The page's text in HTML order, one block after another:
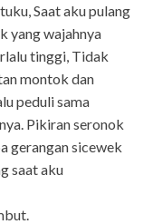
Saat aku pulang
yang wajahnya
tinggi, Tidak
montok dan
peduli sama
Pikiran seronok
gerangan sicewek
saat aku